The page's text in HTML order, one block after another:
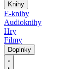
Knihy
E-knihy
Audioknihy
Hry
Filmy
Doplnky